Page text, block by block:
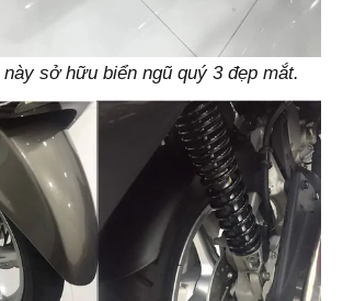
sở hữu biển ngũ quý 3 đẹp mắt.